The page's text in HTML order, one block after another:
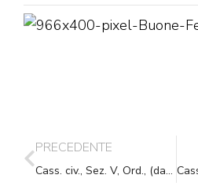
PRECEDENTE
Cass. civ., Sez. V, Ord., (data ud. 26/06/2019) 03/12/2019, n. 31486